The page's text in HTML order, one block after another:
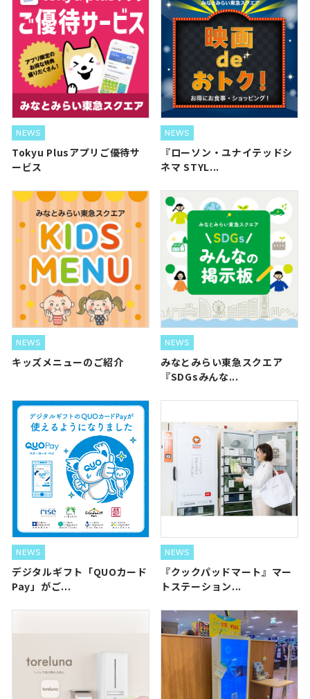
NEWS
Tokyu Plusアプリご優待サ
ービス
NEWS
『ローソン・ユナイテッドシ
ネマ STYL...
NEWS
キッズメニューのご紹介
NEWS
みなとみらい東急スクエア
『SDGsみんな...
NEWS
デジタルギフト「QUOカード
Pay」がご...
NEWS
『クックパッドマート』マー
トステーション...